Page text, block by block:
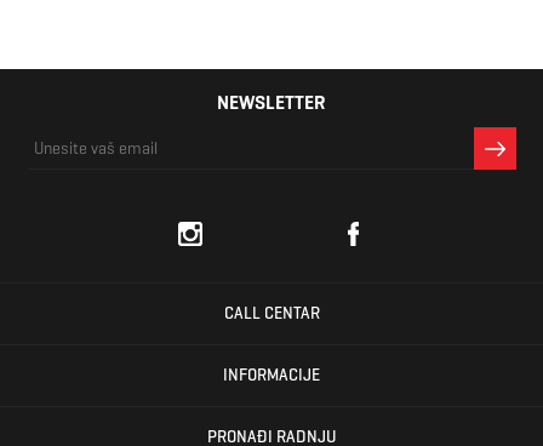
NEWSLETTER
CALL CENTAR
INFORMACIJE
PRONAĐI RADNJU